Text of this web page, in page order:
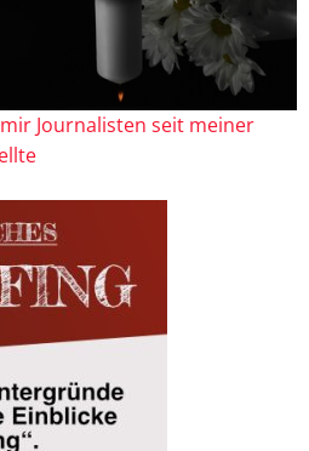
Journalisten seit meiner